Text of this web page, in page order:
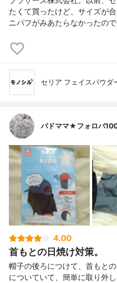
たくて買ったけど、サイズが
ニパフがみあたらなかったの
セリア フェイスパウダ
バドママ★フォロバ
4.00
首もとの日焼け対策。
帽子の後ろにつけて、首もと
についていて、簡単に取り外